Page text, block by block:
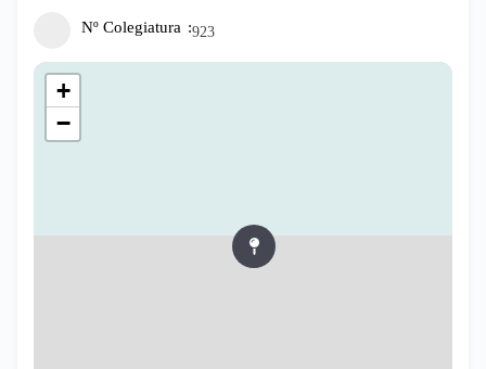
Nº Colegiatura 923
+
−